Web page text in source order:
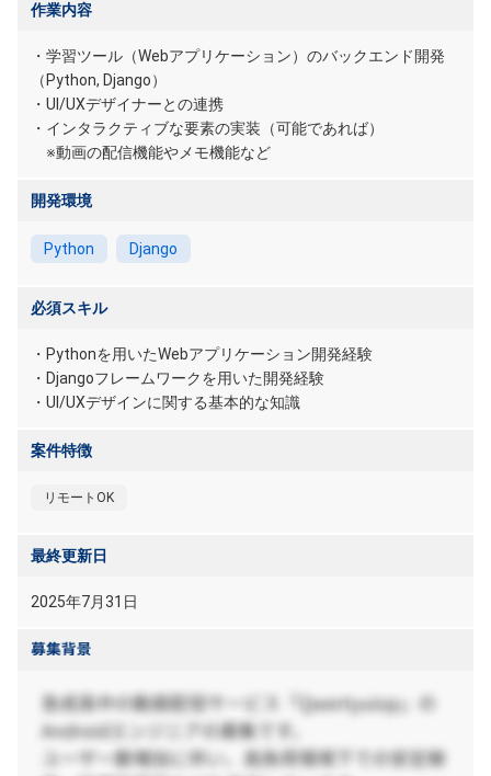
作業内容
・学習ツール（Webアプリケーション）のバックエンド開発
（Python, Django）
・UI/UXデザイナーとの連携
・インタラクティブな要素の実装（可能であれば）
※動画の配信機能やメモ機能など
開発環境
Python Django
必須スキル
・Pythonを用いたWebアプリケーション開発経験
・Djangoフレームワークを用いた開発経験
・UI/UXデザインに関する基本的な知識
案件特徴
リモートOK
最終更新日
2025年7月31日